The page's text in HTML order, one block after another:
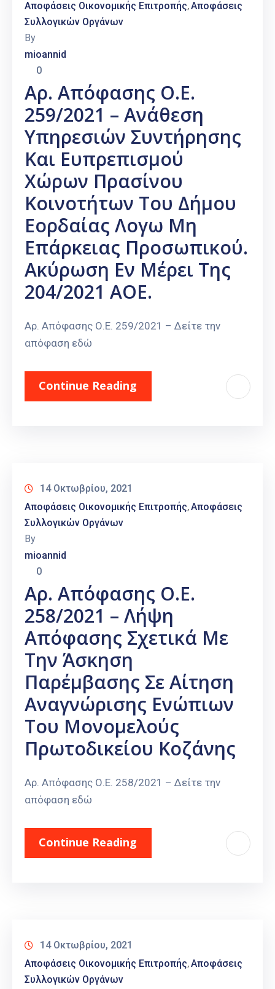
Αποφάσεις Οικονομικής Επιτροπής‚Αποφάσεις
Συλλογικών Οργάνων
By
mioannid
0
Αρ. Απόφασης Ο.Ε.
259/2021 – Ανάθεση
Υπηρεσιών Συντήρησης
Και Ευπρεπισμού
Χώρων Πρασίνου
Κοινοτήτων Του Δήμου
Εορδαίας Λογω Μη
Επάρκειας Προσωπικού.
Ακύρωση Εν Μέρει Της
204/2021 ΑΟΕ.
Αρ. Απόφασης Ο.Ε. 259/2021 – Δείτε την
απόφαση εδώ
Continue Reading
14 Οκτωβρίου, 2021
Αποφάσεις Οικονομικής Επιτροπής‚Αποφάσεις
Συλλογικών Οργάνων
By
mioannid
0
Αρ. Απόφασης Ο.Ε.
258/2021 – Λήψη
Απόφασης Σχετικά Με
Την Άσκηση
Παρέμβασης Σε Αίτηση
Αναγνώρισης Ενώπιων
Του Μονομελούς
Πρωτοδικείου Κοζάνης
Αρ. Απόφασης Ο.Ε. 258/2021 – Δείτε την
απόφαση εδώ
Continue Reading
14 Οκτωβρίου, 2021
Αποφάσεις Οικονομικής Επιτροπής‚Αποφάσεις
Συλλογικών Οργάνων